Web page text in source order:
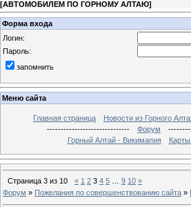
[АВТОМОБИЛЕМ ПО ГОРНОМУ АЛТАЮ]
Форма входа
Логин:
Пароль:
запомнить
Меню сайта
Главная страница Новости из Горного
------------------------------
Форум
Горный Алтай - Викимапия
Страница 3 из 10 « 1 2 3 4 5 9 10 »
Форум » Пожелания по совершенствованию сайта »